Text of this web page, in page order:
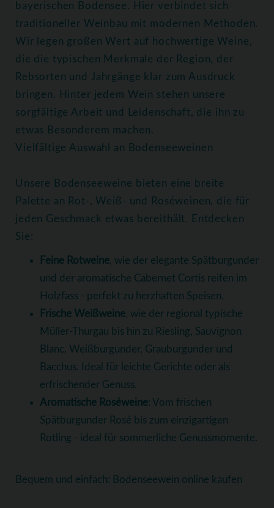
bayerischen Bodensee. Hier verbindet sich
traditioneller Weinbau mit modernen Methoden.
Wir legen großen Wert auf hochwertige Weine,
die die typischen Merkmale der Region, der
Rebsorten und Jahrgänge klar zum Ausdruck
bringen. Hinter jedem Wein stehen unsere
sorgfältige Arbeit und Leidenschaft, die ihn zu
etwas Besonderem machen.
Vielfältige Auswahl an Bodenseeweinen
Unsere Bodenseeweine bieten eine breite
Palette an Rot-, Weiß- und Roséweinen, die für
jeden Geschmack etwas bereithält. Entdecken
Sie:
Feine Rotweine, wie der elegante Spätburgunder
und der aromatische Cabernet Cortis reifen im
Holzfass - perfekt zu herzhaften Speisen.
Frische Weißweine, wie der regional typische
Müller-Thurgau bis hin zu Riesling, Sauvignon
Blanc, Weißburgunder, Grauburgunder und
Bacchus. Ideal für leichte Gerichte oder als
erfrischender Genuss.
Aromatische Roséweine: Vom frischen
Spätburgunder Rosé bis zum einzigartigen
Rotling - ideal für sommerliche Genussmomente.
Bequem und einfach: Bodenseewein online kaufen